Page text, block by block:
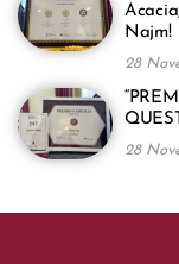
Najm!
28
28